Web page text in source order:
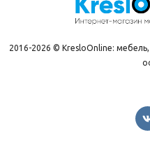
2016-2026 © KresloOnline: